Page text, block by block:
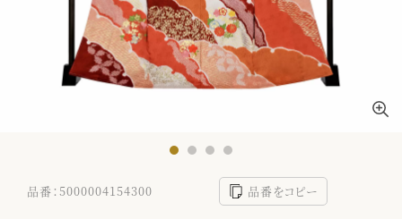
品番：5000004154300 品番をコピー